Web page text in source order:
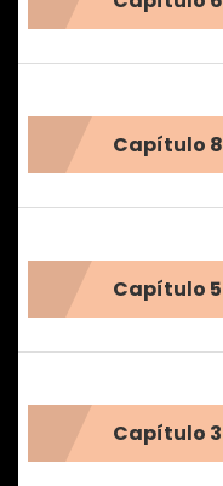
Capítulo 8
Capítulo 5
Capítulo 3